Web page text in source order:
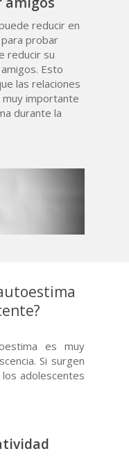
reducir en
para probar
reducir su
Esto
las relaciones
muy importante
durante la
es muy
Si surgen
adolescentes